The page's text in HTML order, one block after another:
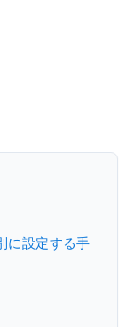
に設定する手